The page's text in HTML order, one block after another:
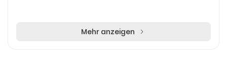
Mehr anzeigen